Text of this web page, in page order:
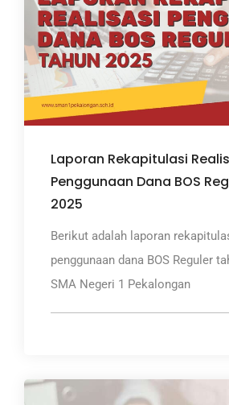
Laporan Rekapitulasi
Penggunaan Dana BOS
2025
Berikut adalah laporan
penggunaan dana BOS Reguler
SMA Negeri 1 Pekalongan